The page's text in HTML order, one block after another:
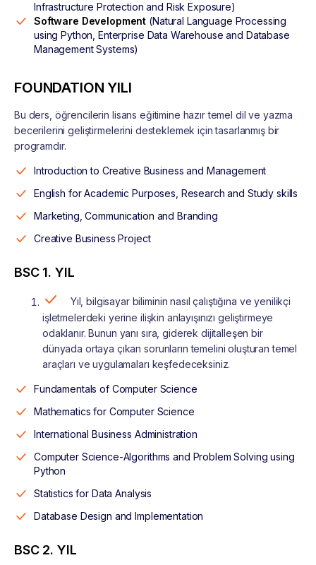
Infrastructure Protection and Risk Exposure)
Software Development (Natural Language Processing
using Python, Enterprise Data Warehouse and Database
Management Systems)
FOUNDATION YILI
Bu ders, öğrencilerin lisans eğitimine hazır temel dil ve yazma
becerilerini geliştirmelerini desteklemek için tasarlanmış bir
programdır.
Introduction to Creative Business and Management
English for Academic Purposes, Research and Study skills
Marketing, Communication and Branding
Creative Business Project
BSC 1. YIL
Yıl, bilgisayar biliminin nasıl çalıştığına ve yenilikçi
işletmelerdeki yerine ilişkin anlayışınızı geliştirmeye
odaklanır. Bunun yanı sıra, giderek dijitalleşen bir
dünyada ortaya çıkan sorunların temelini oluşturan temel
araçları ve uygulamaları keşfedeceksiniz.
Fundamentals of Computer Science
Mathematics for Computer Science
International Business Administration
Computer Science-Algorithms and Problem Solving using
Python
Statistics for Data Analysis
Database Design and Implementation
BSC 2. YIL